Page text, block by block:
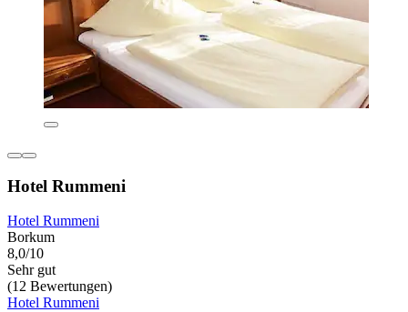
Hotel Rummeni
Hotel Rummeni
Borkum
8,0/10
Sehr gut
(12 Bewertungen)
Hotel Rummeni